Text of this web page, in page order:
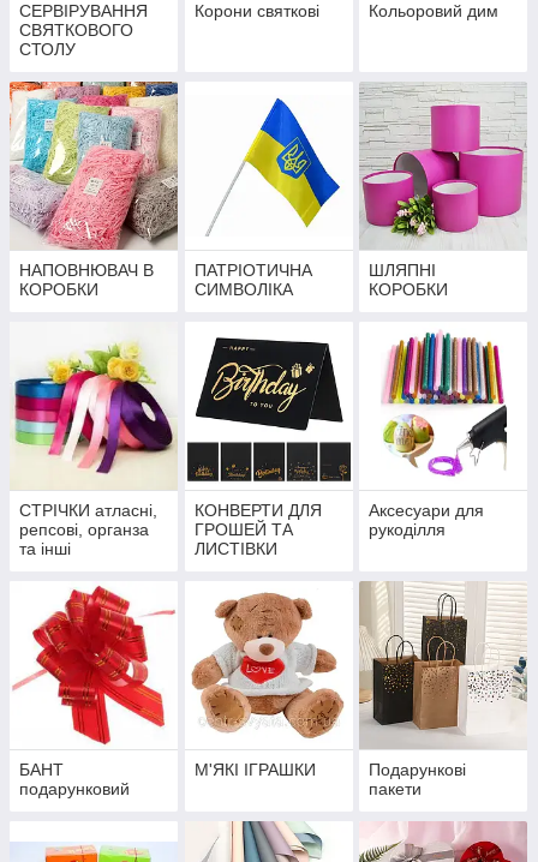
СЕРВІРУВАННЯ
СВЯТКОВОГО
СТОЛУ
Корони святкові Кольоровий дим
НАПОВНЮВАЧ В
КОРОБКИ
ПАТРІОТИЧНА
СИМВОЛІКА
ШЛЯПНІ
КОРОБКИ
СТРІЧКИ атласні,
репсові, органза
та інші
КОНВЕРТИ ДЛЯ
ГРОШЕЙ ТА
ЛИСТІВКИ
Аксесуари для
рукоділля
БАНТ
подарунковий
М'ЯКІ ІГРАШКИ
Подарункові
пакети